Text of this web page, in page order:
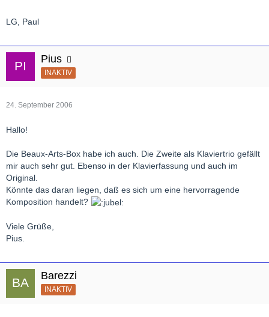
LG, Paul
Pius
INAKTIV
24. September 2006
Hallo!
Die Beaux-Arts-Box habe ich auch. Die Zweite als Klaviertrio gefällt
mir auch sehr gut. Ebenso in der Klavierfassung und auch im
Original.
Könnte das daran liegen, daß es sich um eine hervorragende
Komposition handelt?
Viele Grüße,
Pius.
Barezzi
INAKTIV